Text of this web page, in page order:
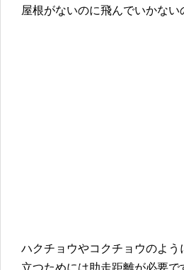
屋根がないのに飛んでいかない
ハクチョウやコクチョウのよ